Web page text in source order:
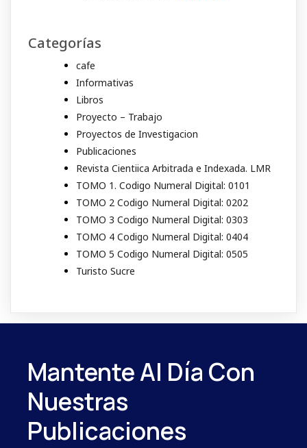
Categorías
cafe
Informativas
Libros
Proyecto – Trabajo
Proyectos de Investigacion
Publicaciones
Revista Cientiica Arbitrada e Indexada. LMR
TOMO 1. Codigo Numeral Digital: 0101
TOMO 2 Codigo Numeral Digital: 0202
TOMO 3 Codigo Numeral Digital: 0303
TOMO 4 Codigo Numeral Digital: 0404
TOMO 5 Codigo Numeral Digital: 0505
Turisto Sucre
Mantente Al Día Con
Nuestras
Publicaciones